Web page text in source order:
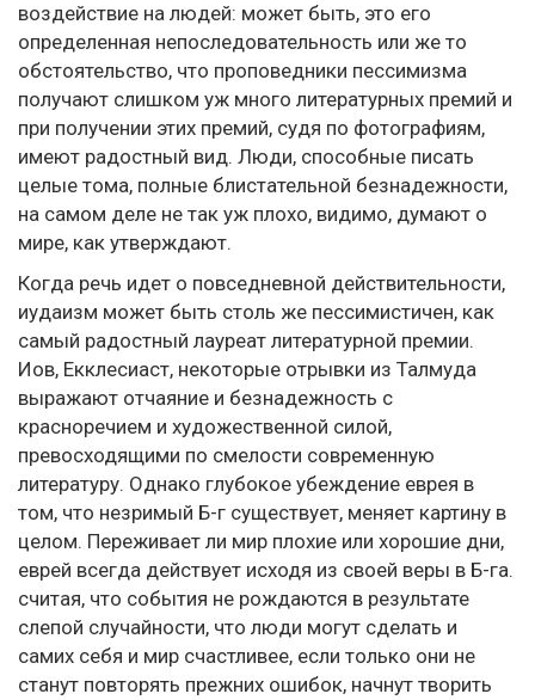
воздействие на людей: может быть, это его
определенная непоследовательность или же то
обстоятельство, что проповедники пессимизма
получают слишком уж много литературных премий и
при получении этих премий, судя по фотографиям,
имеют радостный вид. Люди, способные писать
целые тома, полные блистательной безнадежности,
на самом деле не так уж плохо, видимо, думают о
мире, как утверждают.
Когда речь идет о повседневной действительности,
иудаизм может быть столь же пессимистичен, как
самый радостный лауреат литературной премии.
Иов, Екклесиаст, некоторые отрывки из Талмуда
выражают отчаяние и безнадежность с
красноречием и художественной силой,
превосходящими по смелости современную
литературу. Однако глубокое убеждение еврея в
том, что незримый Б-г существует, меняет картину в
целом. Переживает ли мир плохие или хорошие дни,
еврей всегда действует исходя из своей веры в Б-га.
считая, что события не рождаются в результате
слепой случайности, что люди могут сделать и
самих себя и мир счастливее, если только они не
станут повторять прежних ошибок, начнут творить